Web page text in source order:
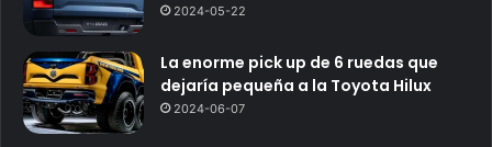
2024-05-22
La enorme pick up de 6 ruedas que
dejaría pequeña a la Toyota Hilux
2024-06-07